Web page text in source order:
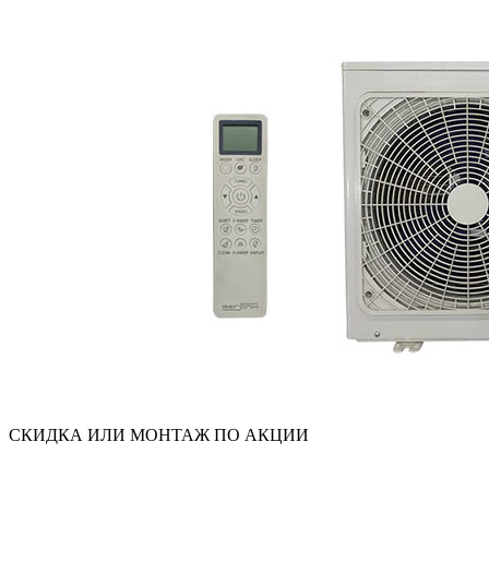
СКИДКА ИЛИ МОНТАЖ ПО АКЦИИ